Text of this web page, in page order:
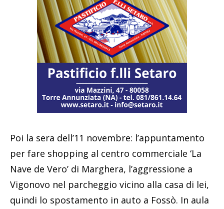
Poi la sera dell’11 novembre: l’appuntamento
per fare shopping al centro commerciale ‘La
Nave de Vero’ di Marghera, l’aggressione a
Vigonovo nel parcheggio vicino alla casa di lei,
quindi lo spostamento in auto a Fossò. In aula